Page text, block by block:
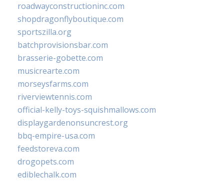
roadwayconstructioninc.com
shopdragonflyboutique.com
sportszilla.org
batchprovisionsbar.com
brasserie-gobette.com
musicrearte.com
morseysfarms.com
riverviewtennis.com
official-kelly-toys-squishmallows.com
displaygardenonsuncrest.org
bbq-empire-usa.com
feedstoreva.com
drogopets.com
ediblechalk.com